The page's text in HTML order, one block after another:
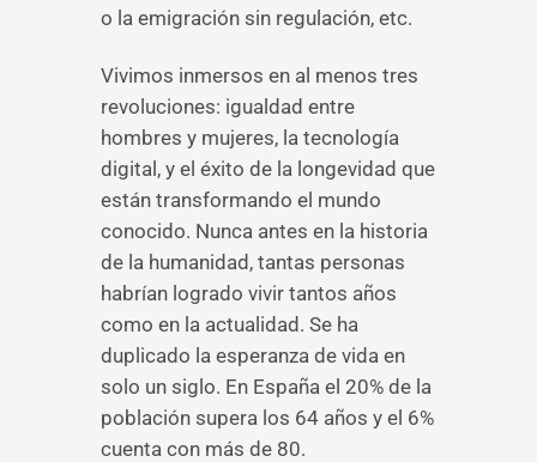
o la emigración sin regulación, etc.
Vivimos inmersos en al menos tres
revoluciones: igualdad entre
hombres y mujeres, la tecnología
digital, y el éxito de la longevidad que
están transformando el mundo
conocido. Nunca antes en la historia
de la humanidad, tantas personas
habrían logrado vivir tantos años
como en la actualidad. Se ha
duplicado la esperanza de vida en
solo un siglo. En España el 20% de la
población supera los 64 años y el 6%
cuenta con más de 80.